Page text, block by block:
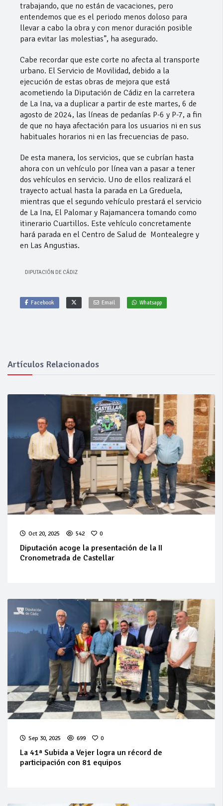
trabajando, que no están de vacaciones, pero
entendemos que es el periodo menos doloso para
llevar a cabo la obra y con menor duración posible
para evitar las molestias”, ha asegurado.
Cabe recordar que este corte no afecta al transporte
urbano. El Servicio de Movilidad, debido a la
ejecución de estas obras de mejora que está
acometiendo la Diputación de Cádiz en la carretera
de La Ina, va a duplicar a partir de este martes, 6 de
agosto de 2024, las líneas de pedanías P-6 y P-7, a fin
de que no haya afectación para los usuarios ni en sus
habituales horarios ni en las frecuencias de paso.
De esta manera, los servicios, que se cubrían hasta
ahora con un vehículo por línea van a pasar a tener
dos vehículos en servicio. Uno de ellos realizará el
trayecto actual hasta la parada en La Greduela,
mientras que el segundo vehículo prestará el servicio
de La Ina, El Palomar y Rajamancera tomando como
itinerario Cuartillos. Este vehículo concretamente
hará parada en el Centro de Salud de Montealegre y
en Las Angustias.
DIPUTACIÓN DE CÁDIZ
Facebook Email Whatsapp
Artículos Relacionados
Oct 20, 2025 542 0
Diputación acoge la presentación de la II
Cronometrada de Castellar
Sep 30, 2025 699 0
La 41ª Subida a Vejer logra un récord de
participación con 81 equipos